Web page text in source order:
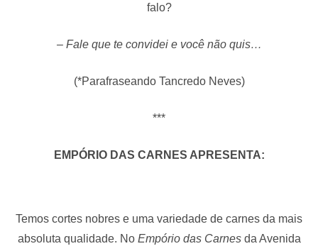
falo?
– Fale que te convidei e você não quis…
(*Parafraseando Tancredo Neves)
***
EMPÓRIO DAS CARNES APRESENTA:
Temos cortes nobres e uma variedade de carnes da mais
absoluta qualidade. No Empório das Carnes da Avenida